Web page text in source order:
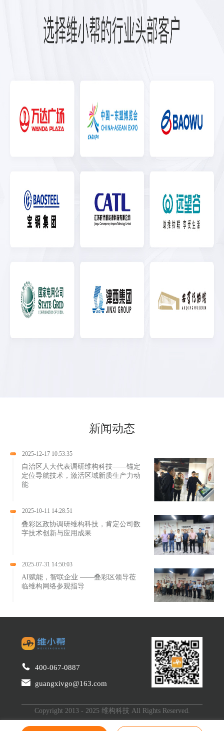
新闻动态
2025-12-17 10:53:35
自治区人大代表调研维构科技——锚定
定位导航技术，激活区域新质生产力动
能
2025-10-11 14:28:51
叠彩区政协调研维构科技，肯定公司数
字技术创新与应用成果
2025-07-31 14:50:03
AI赋能，智联企业 ——叠彩区领导莅
临维构网络参观指导
400-067-0887
guangxivgo@163.com
Copyright 2013 - 2025 维构科技 All Rights Reserved.